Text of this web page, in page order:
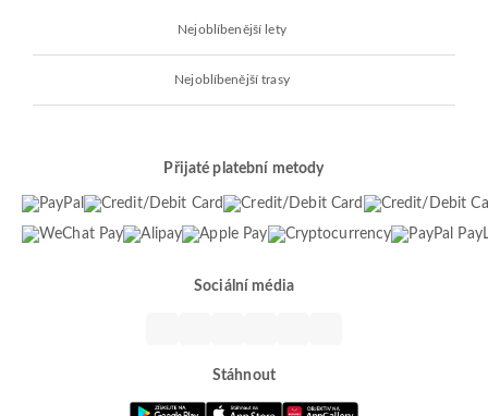
Nejoblíbenější lety
Nejoblíbenější trasy
Přijaté platební metody
Sociální média
Stáhnout